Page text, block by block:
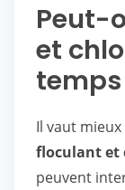
Peut-
et
temps
Il vaut
floculant et
peuvent